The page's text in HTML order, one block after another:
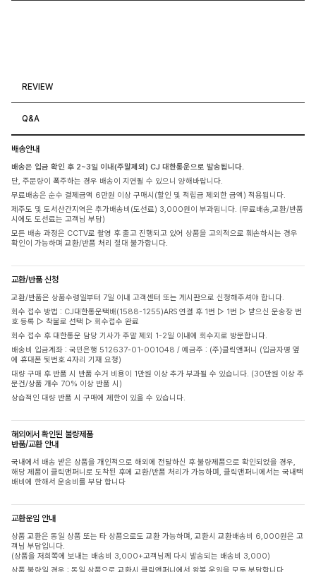
REVIEW
Q&A
배송안내
배송은 입금 확인 후 2~3일 이내(주말제외) CJ 대한통운으로 발송됩니다.
단, 주문량이 폭주하는 경우 배송이 지연될 수 있으니 양해바랍니다.
무료배송은 순수 결제금액 6만원 이상 구매시(할인 및 적립금 제외한 금액) 적용됩니다.
제주도 및 도서산간지역은 추가배송비(도선료) 3,000원이 부과됩니다. (무료배송,교환/반품
시에도 도선료는 고객님 부담)
모든 배송 과정은 CCTV로 촬영 후 출고 진행되고 있어 상품을 고의적으로 훼손하시는 경우
확인이 가능하며 교환/반품 처리 절대 불가합니다.
교환/반품 신청
교환/반품은 상품수령일부터 7일 이내 고객센터 또는 게시판으로 신청해주셔야 합니다.
회수 접수 방법 : CJ대한통운택배(1588-1255)ARS 연결 후 1번 ▷ 1번 ▷ 받으신 운송장 번
호 등록 ▷ 착불로 선택 ▷ 회수접수 완료
회수 접수 후 대한통운 담당 기사가 주말 제외 1-2일 이내에 회수지로 방문합니다.
배송비 입금계좌 : 국민은행 512637-01-001048 / 예금주 : (주)클릭앤퍼니 (입금자명 옆
에 휴대폰 뒷번호 4자리 기재 요청)
대량 구매 후 반품 시 반품 수거 비용이 1만원 이상 추가 부과될 수 있습니다. (30만원 이상 주
문건/상품 개수 70% 이상 반품 시)
상습적인 대량 반품 시 구매에 제한이 있을 수 있습니다.
해외에서 확인된 불량제품
반품/교환 안내
국내에서 배송 받은 상품을 개인적으로 해외에 전달하신 후 불량제품으로 확인되었을 경우,
해당 제품이 클릭앤퍼니로 도착된 후에 교환/반품 처리가 가능하며, 클릭앤퍼니에서는 국내택
배비에 한해서 운송비를 부담 합니다
교환운임 안내
상품 교환은 동일 상품 또는 타 상품으로도 교환 가능하며, 교환시 교환배송비 6,000원은 고
객님 부담입니다.
(상품을 저희쪽에 보내는 배송비 3,000+고객님께 다시 발송되는 배송비 3,000)
상품 불량일 경우 : 동일 상품으로 교환시 클릭앤퍼니에서 왕복 운임을 모두 부담합니다.